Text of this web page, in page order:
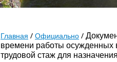
Главная Официально
времени работы
трудовой стаж для